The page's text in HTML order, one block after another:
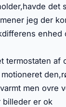
det
jeg der
enhed
termostaten af
men ovre
billeder er ok